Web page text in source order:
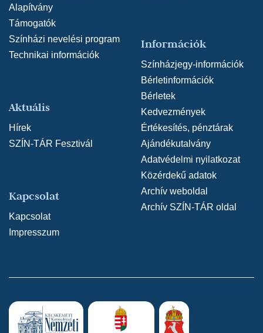
Alapítvány
Támogatók
Színházi nevelési program
Technikai információk
Aktuális
Hírek
SZÍN-TÁR Fesztivál
Információk
Színházjegy-információk
Bérletinformációk
Bérletek
Kedvezmények
Értékesítés, pénztárak
Ajándékutalvány
Adatvédelmi nyilatkozat
Közérdekű adatok
Archív weboldal
Archív SZÍN-TÁR oldal
Kapcsolat
Kapcsolat
Impresszum